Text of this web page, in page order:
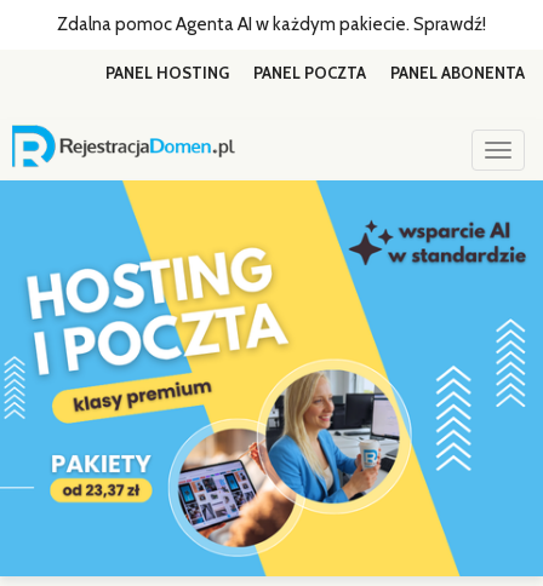
Zdalna pomoc Agenta AI w każdym pakiecie. Sprawdź!
PANEL ABONENTA
PANEL POCZTA
PANEL HOSTING